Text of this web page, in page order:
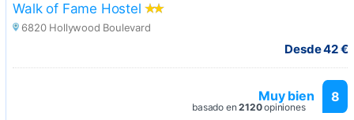
Walk of Fame Hostel
6820 Hollywood Boulevard
Desde 42 €
8
Muy bien
basado en2120opiniones